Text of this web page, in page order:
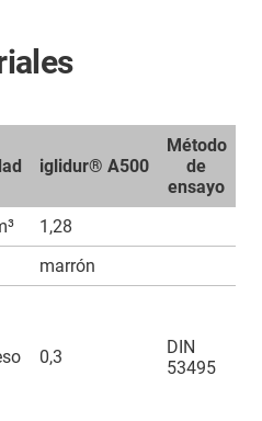
iglidur® A500
Método
de
ensayo
1,28
marrón
0,3
DIN
53495